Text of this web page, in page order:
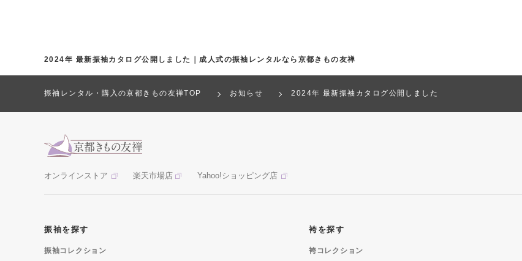
2024年 最新振袖カタログ公開しました｜成人式の振袖レンタルなら京都きもの友禅
振袖レンタル・購入の京都きもの友禅TOP お知らせ 2024年 最新振袖カタログ公開しました
オンラインストア 楽天市場店 Yahoo!ショッピング店
振袖を探す
振袖コレクション
袴を探す
袴コレクション